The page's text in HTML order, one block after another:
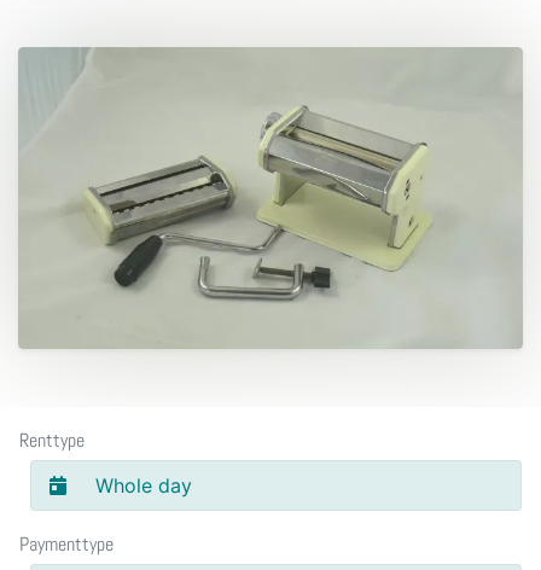
Renttype
Whole day
Paymenttype